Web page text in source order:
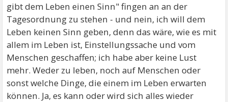
gibt dem Leben einen Sinn" fingen an an der
Tagesordnung zu stehen - und nein, ich will dem
Leben keinen Sinn geben, denn das wäre, wie es mit
allem im Leben ist, Einstellungssache und vom
Menschen geschaffen; ich habe aber keine Lust
mehr. Weder zu leben, noch auf Menschen oder
sonst welche Dinge, die einem im Leben erwarten
können. Ja, es kann oder wird sich alles wieder